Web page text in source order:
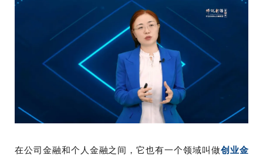
在公司金融和个人金融之间，它也有一个领域叫做创业金